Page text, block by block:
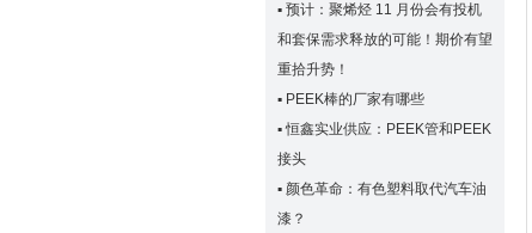
▪ 预计：聚烯烃 11 月份会有投机
和套保需求释放的可能！期价有望
重拾升势！
▪ PEEK棒的厂家有哪些
▪恒鑫实业供应：PEEK管和PEEK
接头
▪ 颜色革命：有色塑料取代汽车油
漆？